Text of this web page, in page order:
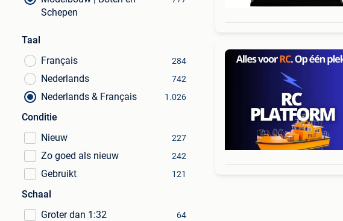
Schepen
Taal
Français
284
Nederlands 742
Nederlands & Français 1.026
Conditie
Nieuw
227
Zo goed als nieuw 242
Gebruikt 121
Schaal
Groter dan 1:32
64